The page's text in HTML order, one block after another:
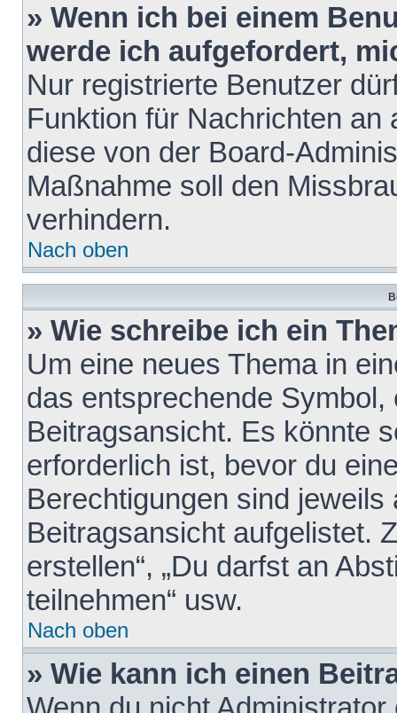
» Wenn ich bei einem
werde ich aufgefordert,
Nur registrierte Benutzer
Funktion für Nachrichten
diese von der Board-
Maßnahme soll den
verhindern.
Nach oben
» Wie schreibe ich ein
Um eine neues Thema in
das entsprechende
Beitragsansicht. Es könnte
erforderlich ist, bevor du
Berechtigungen sind
Beitragsansicht aufgelistet.
erstellen“, „Du darfst an
teilnehmen“ usw.
Nach oben
» Wie kann ich einen